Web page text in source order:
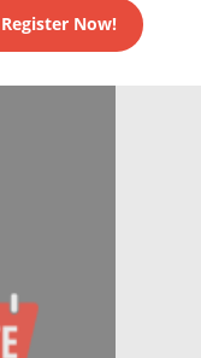
Register Now!